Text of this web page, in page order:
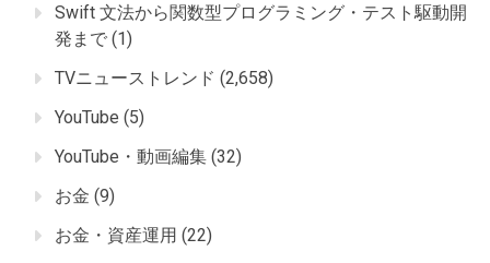
Swift 文法から関数型プログラミング・テスト駆動開
発まで (1)
TVニューストレンド (2,658)
YouTube (5)
YouTube・動画編集 (32)
お金 (9)
お金・資産運用 (22)